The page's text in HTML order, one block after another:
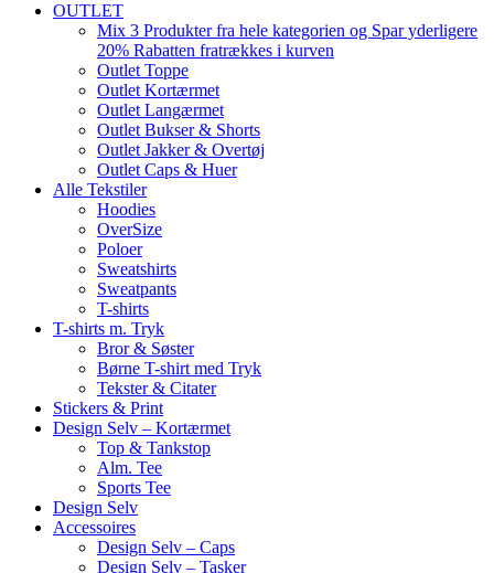
OUTLET
Mix 3 Produkter fra hele kategorien og Spar yderligere
20% Rabatten fratrækkes i kurven
Outlet Toppe
Outlet Kortærmet
Outlet Langærmet
Outlet Bukser & Shorts
Outlet Jakker & Overtøj
Outlet Caps & Huer
Alle Tekstiler
Hoodies
OverSize
Poloer
Sweatshirts
Sweatpants
T-shirts
T-shirts m. Tryk
Bror & Søster
Børne T-shirt med Tryk
Tekster & Citater
Stickers & Print
Design Selv – Kortærmet
Top & Tankstop
Alm. Tee
Sports Tee
Design Selv
Accessoires
Design Selv – Caps
Design Selv – Tasker